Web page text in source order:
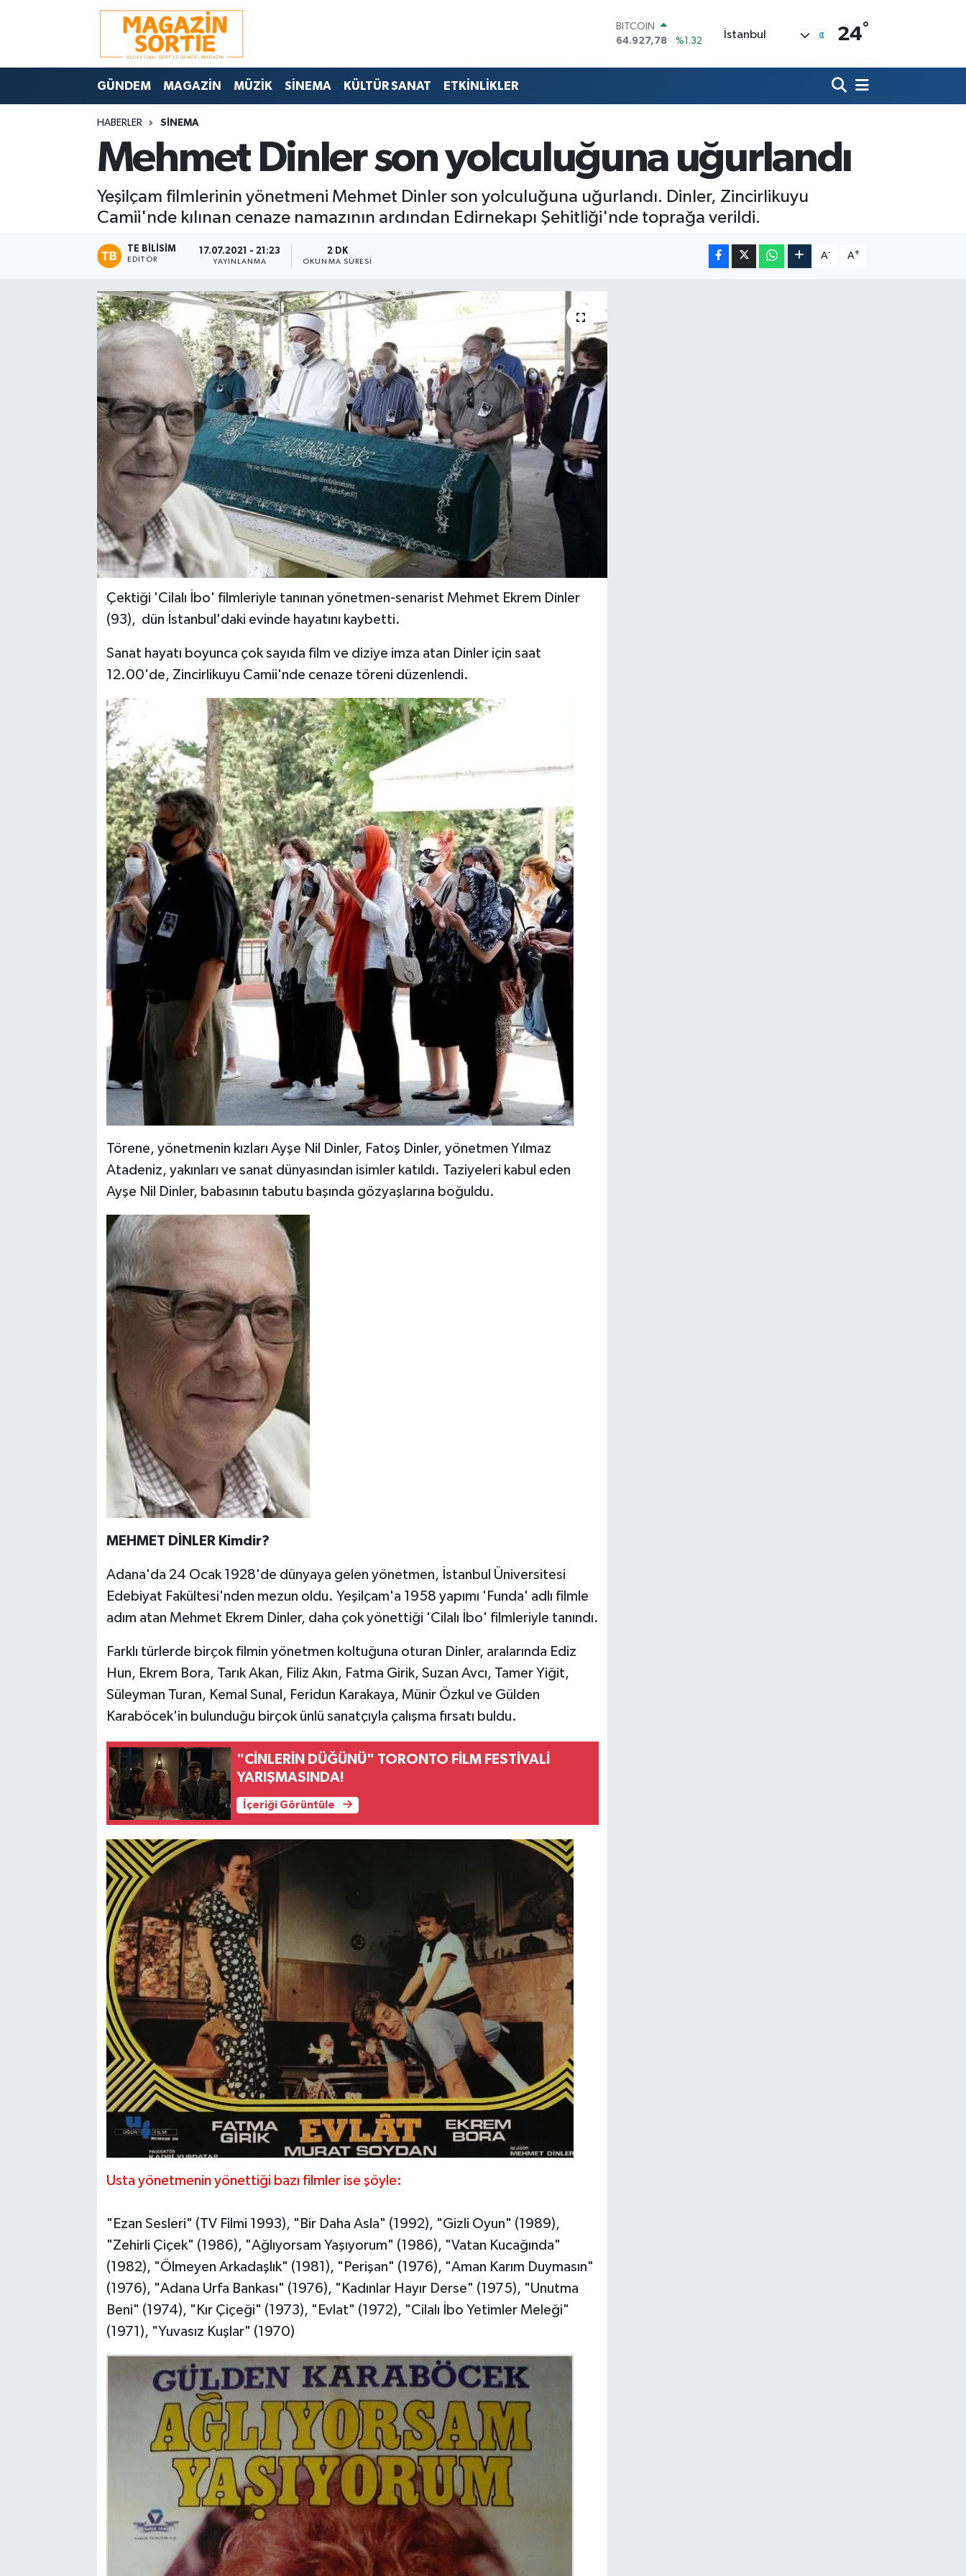
DOLAR
47,5894
%0.08
55,0398
%-0.02
13.703
%11
BITCOIN
İstanbul 24°
GÜNDEM MAGAZİN MÜZİK SİNEMA KÜLTÜR SANAT ETKİNLİKLER
HABERLER SİNEMA
Mehmet Dinler son yolculuğuna uğurlandı
Yeşilçam filmlerinin yönetmeni Mehmet Dinler son yolculuğuna uğurlandı. Dinler, Zincirlikuyu
Camii'nde kılınan cenaze namazının ardından Edirnekapı Şehitliği'nde toprağa verildi.
TE BILISIM
EDITÖR
17.07.2021 - 21:23
YAYINLANMA
2 DK
OKUNMA SÜRESI
A- A+
Çektiği 'Cilalı İbo' filmleriyle tanınan yönetmen-senarist Mehmet Ekrem Dinler
(93), dün İstanbul'daki evinde hayatını kaybetti.
Sanat hayatı boyunca çok sayıda film ve diziye imza atan Dinler için saat
12.00'de, Zincirlikuyu Camii'nde cenaze töreni düzenlendi.
Törene, yönetmenin kızları Ayşe Nil Dinler, Fatoş Dinler, yönetmen Yılmaz
Atadeniz, yakınları ve sanat dünyasından isimler katıldı. Taziyeleri kabul eden
Ayşe Nil Dinler, babasının tabutu başında gözyaşlarına boğuldu.
MEHMET DİNLER Kimdir?
Adana'da 24 Ocak 1928'de dünyaya gelen yönetmen, İstanbul Üniversitesi
Edebiyat Fakültesi'nden mezun oldu. Yeşilçam'a 1958 yapımı 'Funda' adlı filmle
adım atan Mehmet Ekrem Dinler, daha çok yönettiği 'Cilalı İbo' filmleriyle tanındı.
Farklı türlerde birçok filmin yönetmen koltuğuna oturan Dinler, aralarında Ediz
Hun, Ekrem Bora, Tarık Akan, Filiz Akın, Fatma Girik, Suzan Avcı, Tamer Yiğit,
Süleyman Turan, Kemal Sunal, Feridun Karakaya, Münir Özkul ve Gülden
Karaböcek'in bulunduğu birçok ünlü sanatçıyla çalışma fırsatı buldu.
"CİNLERİN DÜĞÜNÜ" TORONTO FİLM FESTİVALİ
YARIŞMASINDA!
İçeriği Görüntüle
Usta yönetmenin yönettiği bazı filmler ise şöyle:
"Ezan Sesleri" (TV Filmi 1993), "Bir Daha Asla" (1992), "Gizli Oyun" (1989),
"Zehirli Çiçek" (1986), "Ağlıyorsam Yaşıyorum" (1986), "Vatan Kucağında"
(1982), "Ölmeyen Arkadaşlık" (1981), "Perişan" (1976), "Aman Karım Duymasın"
(1976), "Adana Urfa Bankası" (1976), "Kadınlar Hayır Derse" (1975), "Unutma
Beni" (1974), "Kır Çiçeği" (1973), "Evlat" (1972), "Cilalı İbo Yetimler Meleği"
(1971), "Yuvasız Kuşlar" (1970)
Nöbetçi Eczaneler
Hava Durumu
Trafik Durumu
Süper Lig Puan Durumu ve Fikstür
Tüm Manşetler